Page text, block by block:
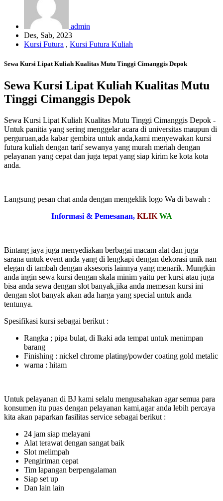
admin
Des, Sab, 2023
Kursi Futura , Kursi Futura Kuliah
Sewa Kursi Lipat Kuliah Kualitas Mutu Tinggi Cimanggis Depok
Sewa Kursi Lipat Kuliah Kualitas Mutu
Tinggi Cimanggis Depok
Sewa Kursi Lipat Kuliah Kualitas Mutu Tinggi Cimanggis Depok -
Untuk panitia yang sering menggelar acara di universitas maupun di
perguruan,ada kabar gembira untuk anda,kami menyewakan kursi
futura kuliah dengan tarif sewanya yang murah meriah dengan
pelayanan yang cepat dan juga tepat yang siap kirim ke kota kota
anda.
Langsung pesan chat anda dengan mengeklik logo Wa di bawah :
Informasi & Pemesanan, KLIK WA
Bintang jaya juga menyediakan berbagai macam alat dan juga
sarana untuk event anda yang di lengkapi dengan dekorasi unik nan
elegan di tambah dengan aksesoris lainnya yang menarik. Mungkin
anda ingin sewa kursi dengan skala minim yaitu per kursi atau juga
bisa anda sewa dengan slot banyak,jika anda memesan kursi ini
dengan slot banyak akan ada harga yang special untuk anda
tentunya.
Spesifikasi kursi sebagai berikut :
Rangka ; pipa bulat, di lkaki ada tempat untuk menimpan
barang
Finishing : nickel chrome plating/powder coating gold metalic
warna : hitam
Untuk pelayanan di BJ kami selalu mengusahakan agar semua para
konsumen itu puas dengan pelayanan kami,agar anda lebih percaya
kita akan paparkan fasilitas service sebagai berikut :
24 jam siap melayani
Alat terawat dengan sangat baik
Slot melimpah
Pengiriman cepat
Tim lapangan berpengalaman
Siap set up
Dan lain lain